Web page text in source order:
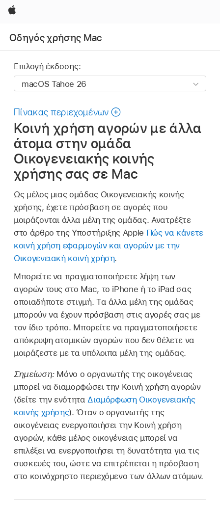
Apple
Οδηγός χρήσης Mac
Επιλογή έκδοσης:
Πίνακας περιεχομένων
Κοινή χρήση αγορών με άλλα
άτομα στην ομάδα
Οικογενειακής κοινής
χρήσης σας σε Mac
Ως μέλος μιας ομάδας Οικογενειακής κοινής
χρήσης, έχετε πρόσβαση σε αγορές που
μοιράζονται άλλα μέλη της ομάδας. Ανατρέξτε
στο άρθρο της Υποστήριξης Apple Πώς να κάνετε
κοινή χρήση εφαρμογών και αγορών με την
Οικογενειακή κοινή χρήση.
Μπορείτε να πραγματοποιήσετε λήψη των
αγορών τους στο Mac, το iPhone ή το iPad σας
οποιαδήποτε στιγμή. Τα άλλα μέλη της ομάδας
μπορούν να έχουν πρόσβαση στις αγορές σας με
τον ίδιο τρόπο. Μπορείτε να πραγματοποιήσετε
απόκρυψη ατομικών αγορών που δεν θέλετε να
μοιράζεστε με τα υπόλοιπα μέλη της ομάδας.
Σημείωση: Μόνο ο οργανωτής της οικογένειας
μπορεί να διαμορφώσει την Κοινή χρήση αγορών
(δείτε την ενότηταΔιαμόρφωση Οικογενειακής
κοινής χρήσης). Όταν ο οργανωτής της
οικογένειας ενεργοποιήσει την Κοινή χρήση
αγορών, κάθε μέλος οικογένειας μπορεί να
επιλέξει να ενεργοποιήσει τη δυνατότητα για τις
συσκευές του, ώστε να επιτρέπεται η πρόσβαση
στο κοινόχρηστο περιεχόμενο των άλλων ατόμων.